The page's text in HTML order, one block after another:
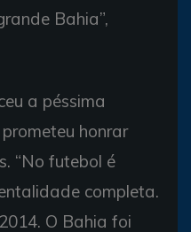
Bahia”,
a péssima
honrar
“No futebol é
completa.
O Bahia foi